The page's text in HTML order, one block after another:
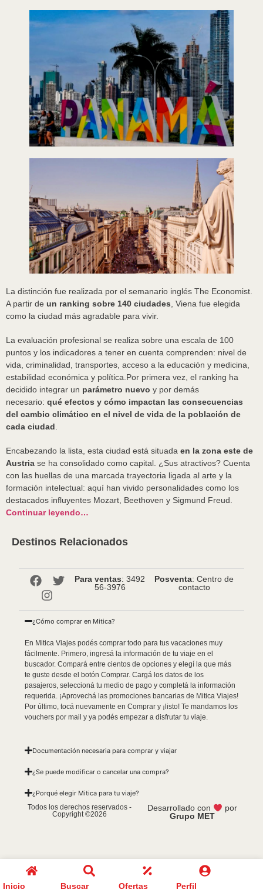
Inicio Buscar Ofertas Perfil
La distinción fue realizada por el semanario inglés The Economist.
A partir de un ranking sobre 140 ciudades , Viena fue elegida
como la ciudad más agradable para vivir.
La evaluación profesional se realiza sobre una escala de 100
puntos y los indicadores a tener en cuenta comprenden: nivel de
vida, criminalidad, transportes, acceso a la educación y medicina,
estabilidad económica y política.Por primera vez, el ranking ha
decidido integrar un parámetro nuevo y por demás
necesario: qué efectos y cómo impactan las consecuencias
del cambio climático en el nivel de vida de la población de
cada ciudad
Encabezando la lista, esta ciudad está situada en la zona este de
Austria se ha consolidado como capital. ¿Sus atractivos? Cuenta
con las huellas de una marcada trayectoria ligada al arte y la
formación intelectual: aquí han vivido personalidades como los
destacados influyentes Mozart, Beethoven y Sigmund Freud.
Continuar leyendo…
Destinos Relacionados
Para ventas: 3492
56-3976
Posventa: Centro de
contacto
¿Cómo comprar en Mitica?
En Mitica Viajes podés comprar todo para tus vacaciones muy
fácilmente. Primero, ingresá la información de tu viaje en el
buscador. Compará entre cientos de opciones y elegí la que más
te guste desde el botón Comprar. Cargá los datos de los
pasajeros, seleccioná tu medio de pago y completá la información
requerida. ¡Aprovechá las promociones bancarias de Mitica Viajes!
Por último, tocá nuevamente en Comprar y ¡listo! Te mandamos los
vouchers por mail y ya podés empezar a disfrutar tu viaje.
Documentación necesaria para comprar y viajar
¿Se puede modificar o cancelar una compra?
¿Porqué elegir Mitica para tu viaje?
Todos los derechos reservados -
Copyright ©2026
Desarrollado con
por
Grupo MET